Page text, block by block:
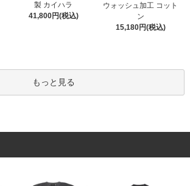
製 カイハラ
41,800円(税込)
ウォッシュ加工 コット
ン
15,180円(税込)
もっと見る